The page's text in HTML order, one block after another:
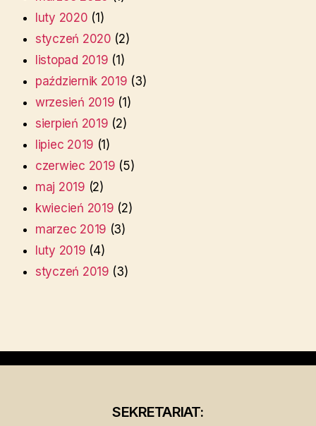
luty 2020 (1)
styczeń 2020 (2)
listopad 2019 (1)
październik 2019 (3)
wrzesień 2019 (1)
sierpień 2019 (2)
lipiec 2019 (1)
czerwiec 2019 (5)
maj 2019 (2)
kwiecień 2019 (2)
marzec 2019 (3)
luty 2019 (4)
styczeń 2019 (3)
SEKRETARIAT: